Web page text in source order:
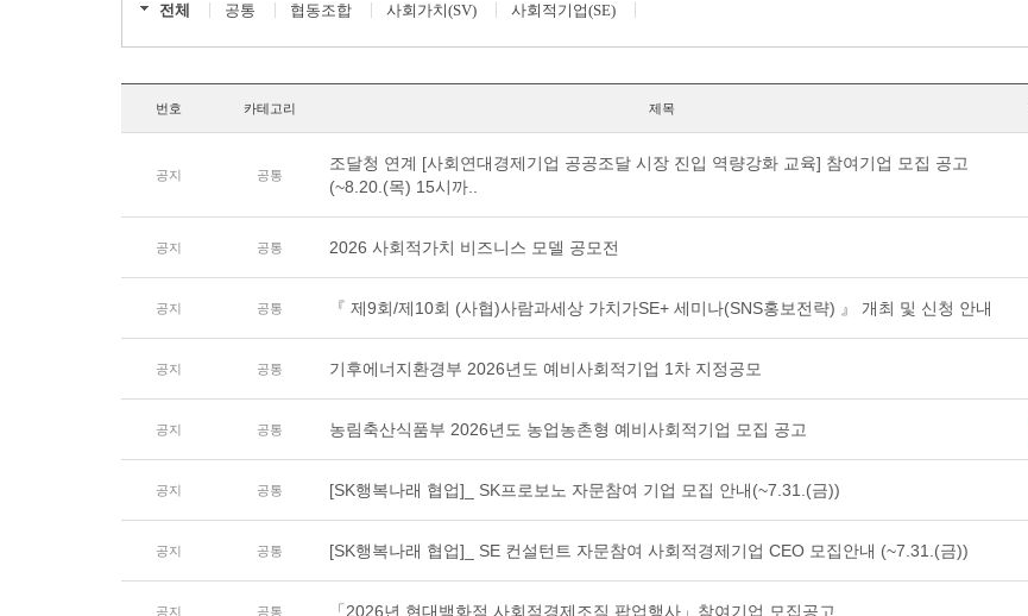
전체 공통 협동조합 사회가치(SV) 사회적기업(SE)
번호 카테고리 제목
공지 공통
조달청 연계 [사회연대경제기업 공공조달 시장 진입 역량강화 교육] 참여기업 모집 공고
(~8.20.(목) 15시까..
공지 공통 2026 사회적가치 비즈니스 모델 공모전
공지 공통 『 제9회/제10회 (사협)사람과세상 가치가SE+ 세미나(SNS홍보전략) 』 개최 및 신청 안내
공지 공통 기후에너지환경부 2026년도 예비사회적기업 1차 지정공모
공지 공통 농림축산식품부 2026년도 농업농촌형 예비사회적기업 모집 공고
공지 공통 [SK행복나래 협업]_ SK프로보노 자문참여 기업 모집 안내(~7.31.(금))
공지 공통 [SK행복나래 협업]_ SE 컨설턴트 자문참여 사회적경제기업 CEO 모집안내 (~7.31.(금))
공지 공통 「2026년 현대백화점 사회적경제조직 팝업행사」참여기업 모집공고